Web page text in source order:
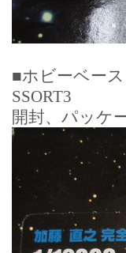
■ホビーベー
SSORT3
開封、パッケ